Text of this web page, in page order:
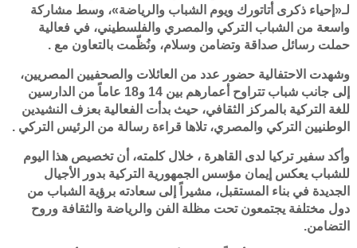
لـ«إحياء ذكرى أتاتورك ويوم الشباب والرياضة»، وسط مشاركة
واسعة من الشباب التركي والمصري والفلسطيني، في فعالية
حملت رسائل صداقة وتضامن وسلام، ونُظّمت بالتعاون مع .
وشهدت الاحتفالية حضور عدد من العائلات والصحفيين المصريين،
إلى جانب شباب تتراوح أعمارهم بين 14 و18 عاماً من الدارسين
للغة التركية بالمركز الثقافي، حيث بدأت الفعالية بعزف النشيدين
الوطنيين التركي والمصري، تلاها قراءة رسالة من الرئيس التركي .
وأكد سفير تركيا لدى القاهرة ، خلال كلمته، أن تخصيص هذا اليوم
للشباب يعكس إيمان مؤسس الجمهورية التركية بدور الأجيال
الجديدة في بناء المستقبل، مشيراً إلى سعادته برؤية الشباب من
دول مختلفة يجتمعون تحت مظلة الفن والرياضة والثقافة وروح
التضامن.